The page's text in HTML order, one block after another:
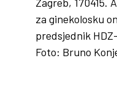
za ginekolosku
predsjednik
Foto: Bruno